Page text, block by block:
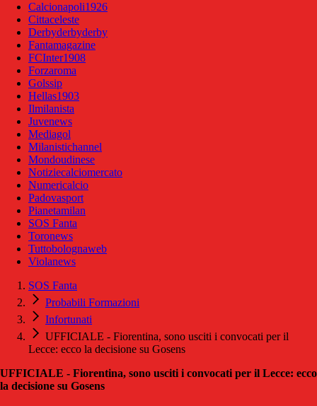
Calcionapoli1926
Cittaceleste
Derbyderbyderby
Fantamagazine
FCInter1908
Forzaroma
Golssip
Hellas1903
Ilmilanista
Juvenews
Mediagol
Milanistichannel
Mondoudinese
Notiziecalciomercato
Numericalcio
Padovasport
Pianetamilan
SOS Fanta
Toronews
Tuttobolognaweb
Violanews
SOS Fanta
Probabili Formazioni
Infortunati
UFFICIALE - Fiorentina, sono usciti i convocati per il
Lecce: ecco la decisione su Gosens
UFFICIALE - Fiorentina, sono usciti i convocati per il Lecce: ecco
la decisione su Gosens